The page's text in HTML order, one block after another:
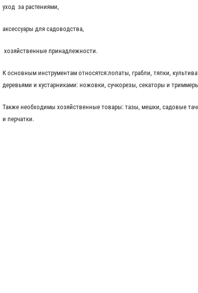
уход за растениями,
аксессуары для садоводства,
хозяйственные принадлежности.
К основным инструментам относятся:лопаты, грабли, тяпки,
деревьями и кустарниками: ножовки, сучкорезы, секаторы и
Также необходимы хозяйственные товары: тазы, мешки, садовые
и перчатки.